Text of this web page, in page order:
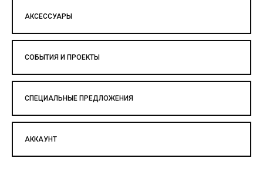
АКСЕССУАРЫ
СОБЫТИЯ И ПРОЕКТЫ
СПЕЦИАЛЬНЫЕ ПРЕДЛОЖЕНИЯ
АККАУНТ